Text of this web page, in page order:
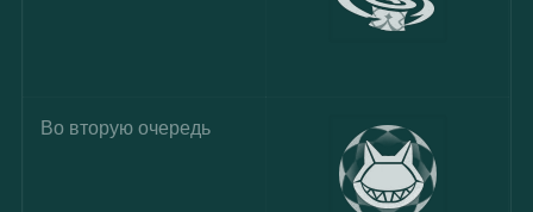
Во вторую очередь